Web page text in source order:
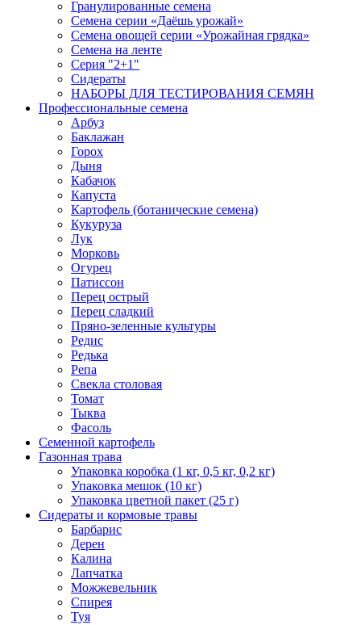
Гранулированные семена
Семена серии «Даёшь урожай»
Семена овощей серии «Урожайная грядка»
Семена на ленте
Серия "2+1"
Сидераты
НАБОРЫ ДЛЯ ТЕСТИРОВАНИЯ СЕМЯН
Профессиональные семена
Арбуз
Баклажан
Горох
Дыня
Кабачок
Капуста
Картофель (ботанические семена)
Кукуруза
Лук
Морковь
Огурец
Патиссон
Перец острый
Перец сладкий
Пряно-зеленные культуры
Редис
Редька
Репа
Свекла столовая
Томат
Тыква
Фасоль
Семенной картофель
Газонная трава
Упаковка коробка (1 кг, 0,5 кг, 0,2 кг)
Упаковка мешок (10 кг)
Упаковка цветной пакет (25 г)
Сидераты и кормовые травы
Барбарис
Дерен
Калина
Лапчатка
Можжевельник
Спирея
Туя